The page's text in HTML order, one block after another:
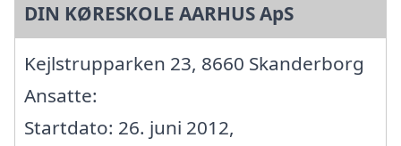
DIN KØRESKOLE AARHUS ApS
Kejlstrupparken 23, 8660 Skanderborg
Ansatte:
Startdato: 26. juni 2012,